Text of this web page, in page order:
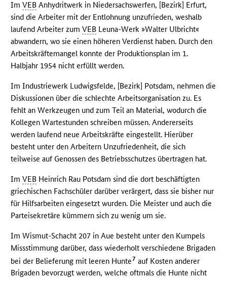
ImVEB Anhydritwerk in Niedersachswerfen, [Bezirk] Erfurt,
sind die Arbeiter mit der Entlohnung unzufrieden, weshalb
laufend Arbeiter zumVEB Leuna-Werk »Walter Ulbricht«
abwandern, wo sie einen höheren Verdienst haben. Durch den
Arbeitskräftemangel konnte der Produktionsplan im 1.
Halbjahr 1954 nicht erfüllt werden.
Im Industriewerk Ludwigsfelde, [Bezirk] Potsdam, nehmen die
Diskussionen über die schlechte Arbeitsorganisation zu. Es
fehlt an Werkzeugen und zum Teil an Material, wodurch die
Kollegen Wartestunden schreiben müssen. Andererseits
werden laufend neue Arbeitskräfte eingestellt. Hierüber
besteht unter den Arbeitern Unzufriedenheit, die sich
teilweise auf Genossen des Betriebsschutzes übertragen hat.
ImVEB Heinrich Rau Potsdam sind die dort beschäftigten
griechischen Fachschüler darüber verärgert, dass sie bisher nur
für Hilfsarbeiten eingesetzt wurden. Die Meister und auch die
Parteisekretäre kümmern sich zu wenig um sie.
Im Wismut-Schacht 207 in Aue besteht unter den Kumpels
Missstimmung darüber, dass wiederholt verschiedene Brigaden
bei der Belieferung mit leeren Hunte7 auf Kosten anderer
Brigaden bevorzugt werden, welche oftmals die Hunte nicht